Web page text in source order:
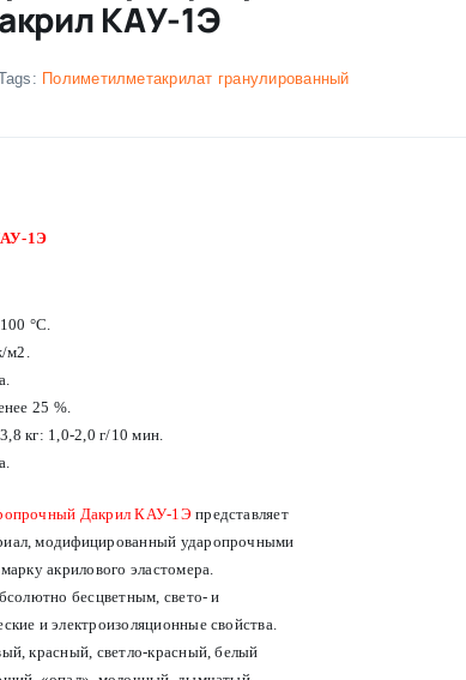
КАУ-1Э
Полиметилметакрилат гранулированный
1Э
°С.
м2.
25 %.
кг: 1,0-2,0 г/10 мин.
Дакрил КАУ-1Э представляет
модифицированный ударопрочными
акрилового эластомера.
бесцветным, свето- и
и электроизоляционные свойства.
красный, светло-красный, белый